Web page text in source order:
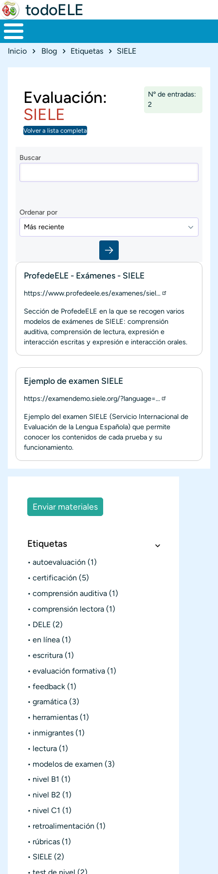
todoELE
Ruta de navegación
Inicio Blog Etiquetas SIELE
Evaluación:
SIELE
Nº de entradas:
2
Volver a lista completa
Buscar
Ordenar por
ProfedeELE - Exámenes - SIELE
https://www.profedeele.es/examenes/siel…
Sección de ProfedeELE en la que se recogen varios
modelos de exámenes de SIELE: comprensión
auditiva, comprensión de lectura, expresión e
interacción escritas y expresión e interacción orales.
Ejemplo de examen SIELE
https://examendemo.siele.org/?language=…
Ejemplo del examen SIELE (Servicio Internacional de
Evaluación de la Lengua Española) que permite
conocer los contenidos de cada prueba y su
funcionamiento.
Enviar materiales
Etiquetas
autoevaluación (1)
certificación (5)
comprensión auditiva (1)
comprensión lectora (1)
DELE (2)
en línea (1)
escritura (1)
evaluación formativa (1)
feedback (1)
gramática (3)
herramientas (1)
inmigrantes (1)
lectura (1)
modelos de examen (3)
nivel B1 (1)
nivel B2 (1)
nivel C1 (1)
retroalimentación (1)
rúbricas (1)
SIELE (2)